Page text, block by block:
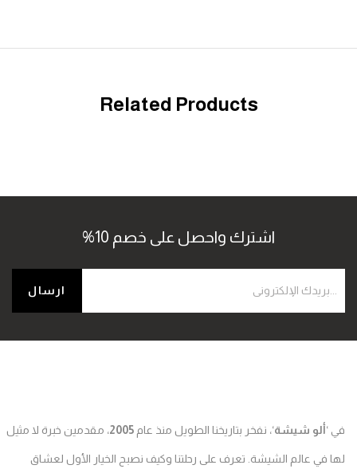
Related Products
اشترك واحصل على خصم 10%
ألو شيشة‘، نفخر بتاريخنا الطويل منذ عام2005 ، مقدمين خبرة لا مثيل
في عالم الشيشة. تعرف على رحلتنا وكيف نصبح الخيار الأول لعشاق